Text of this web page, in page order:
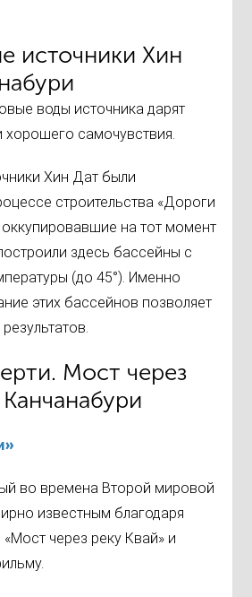
источники Хин
воды источника дарят
хорошего самочувствия.
Хин Дат были
строительства «Дороги
на тот момент
здесь бассейны с
(до 45°). Именно
этих бассейнов позволяет
Мост через
во времена Второй мировой
известным благодаря
через реку Квай» и